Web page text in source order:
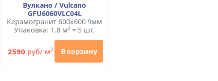
Вулкано / Vulcano
GFU6060VLC04L
Керамогранит 600x600 9мм
Упаковка: 1.8 м² = 5 шт.
2590 руб/ м2 В корзину